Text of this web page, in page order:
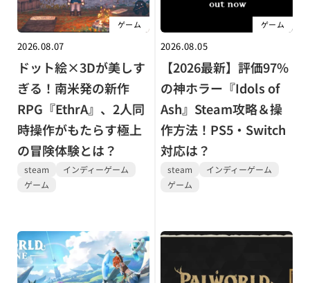
ゲーム
2026.08.07
ドット絵×3Dが美しす
ぎる！南米発の新作
RPG『EthrA』、2人同
時操作がもたらす極上
の冒険体験とは？
steam
インディーゲーム
ゲーム
ゲーム
2026.08.05
【2026最新】評価97%
の神ホラー『Idols of
Ash』Steam攻略＆操
作方法！PS5・Switch
対応は？
steam
インディーゲーム
ゲーム